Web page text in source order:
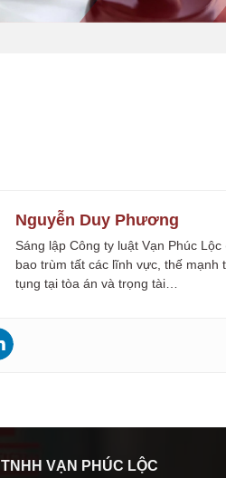
Nguyễn Duy Phương
Sáng lập Công ty luật Vạn Phúc
bao trùm tất các lĩnh vực, thế
tụng tại tòa án và trọng tài…
VẠN PHÚC LỘC